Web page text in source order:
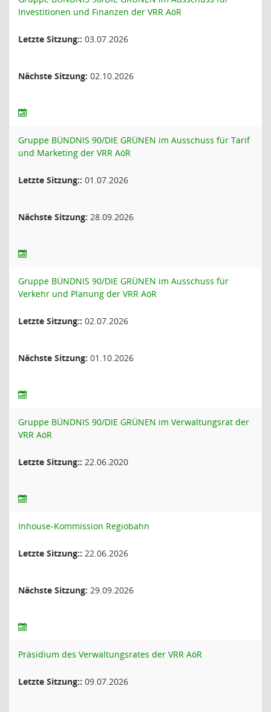
Investitionen und Finanzen der VRR AöR
Letzte Sitzung:: 03.07.2026
Nächste Sitzung: 02.10.2026
Gruppe BÜNDNIS 90/DIE GRÜNEN im Ausschuss für Tarif
und Marketing der VRR AöR
Letzte Sitzung:: 01.07.2026
Nächste Sitzung: 28.09.2026
Gruppe BÜNDNIS 90/DIE GRÜNEN im Ausschuss für
Verkehr und Planung der VRR AöR
Letzte Sitzung:: 02.07.2026
Nächste Sitzung: 01.10.2026
Gruppe BÜNDNIS 90/DIE GRÜNEN im Verwaltungsrat der
VRR AöR
Letzte Sitzung:: 22.06.2020
Inhouse-Kommission Regiobahn
Letzte Sitzung:: 22.06.2026
Nächste Sitzung: 29.09.2026
Präsidium des Verwaltungsrates der VRR AöR
Letzte Sitzung:: 09.07.2026